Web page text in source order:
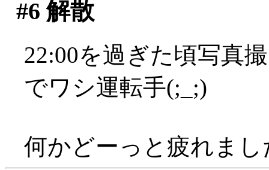
#6 解散
22:00を過ぎた頃写真
でワシ運転手(;_;)
何かどーっと疲れまし